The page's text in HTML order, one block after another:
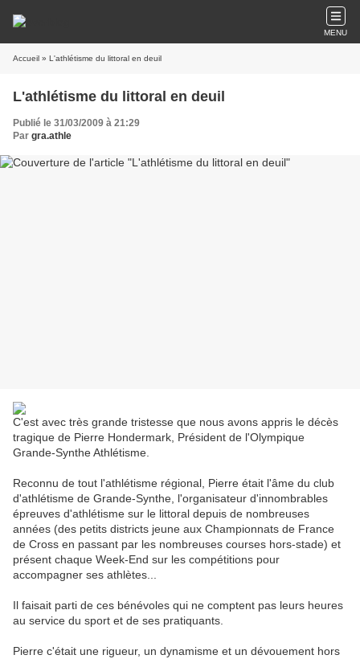
MENU
Accueil » L'athlétisme du littoral en deuil
L'athlétisme du littoral en deuil
Publié le 31/03/2009 à 21:29
Par gra.athle
C'est avec très grande tristesse que nous avons appris le décès
tragique de Pierre Hondermark, Président de l'Olympique
Grande-Synthe Athlétisme.
Reconnu de tout l'athlétisme régional, Pierre était l'âme du club
d'athlétisme de Grande-Synthe, l'organisateur d'innombrables
épreuves d'athlétisme sur le littoral depuis de nombreuses
années (des petits districts jeune aux Championnats de France
de Cross en passant par les nombreuses courses hors-stade) et
présent chaque Week-End sur les compétitions pour
accompagner ses athlètes...
Il faisait parti de ces bénévoles qui ne comptent pas leurs heures
au service du sport et de ses pratiquants.
Pierre c'était une rigueur, un dynamisme et un dévouement hors